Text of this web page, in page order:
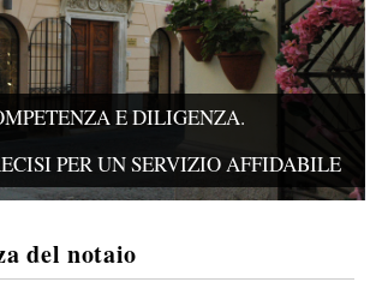
E DILIGENZA.
PER UN SERVIZIO AFFIDABILE
del notaio